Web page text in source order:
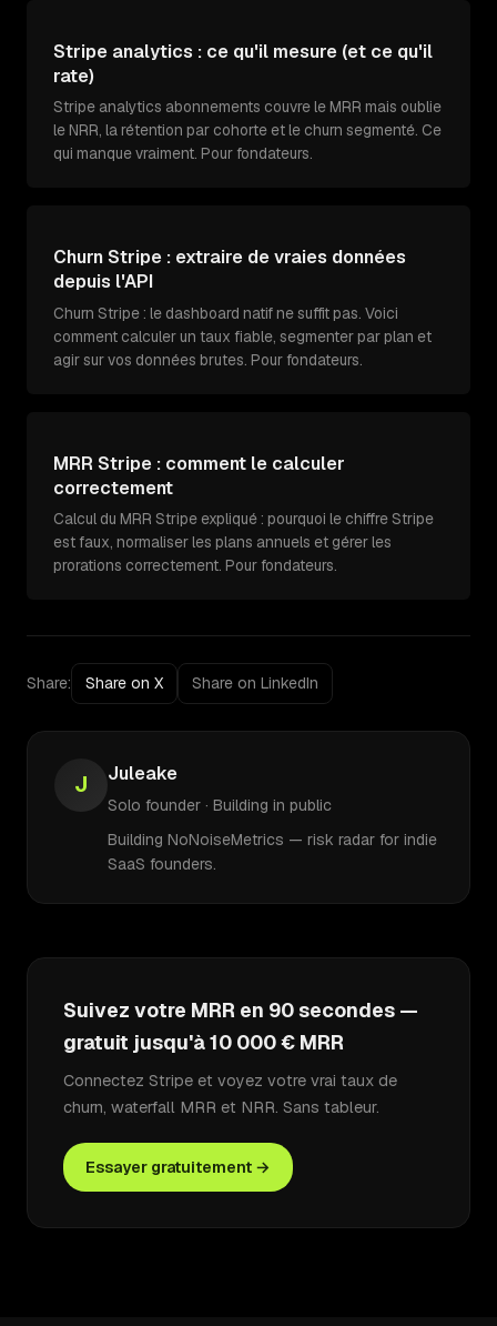
Stripe analytics : ce qu'il mesure (et ce qu'il
rate)
Stripe analytics abonnements couvre le MRR mais oublie
le NRR, la rétention par cohorte et le churn segmenté. Ce
qui manque vraiment. Pour fondateurs.
Churn Stripe : extraire de vraies données
depuis l'API
Churn Stripe : le dashboard natif ne suffit pas. Voici
comment calculer un taux fiable, segmenter par plan et
agir sur vos données brutes. Pour fondateurs.
MRR Stripe : comment le calculer
correctement
Calcul du MRR Stripe expliqué : pourquoi le chiffre Stripe
est faux, normaliser les plans annuels et gérer les
prorations correctement. Pour fondateurs.
Share: Share on X Share on LinkedIn
J Juleake
Solo founder · Building in public
Building NoNoiseMetrics — risk radar for indie
SaaS founders.
Suivez votre MRR en 90 secondes —
gratuit jusqu'à 10 000 € MRR
Connectez Stripe et voyez votre vrai taux de
churn, waterfall MRR et NRR. Sans tableur.
Essayer gratuitement →